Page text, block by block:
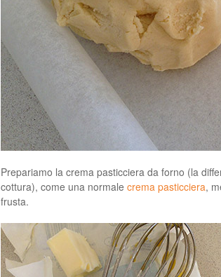
Prepariamo la crema pasticciera da forno (la
cottura), come una normale crema pasticciera,
frusta.